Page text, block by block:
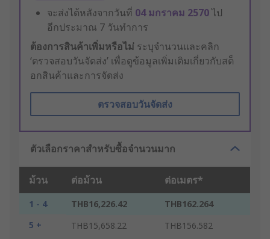
จะส่งได้หลังจากวันที่ 04 มกราคม 2570ไป
อีกประมาณ 7 วันทำการ
ต้องการสินค้าเพิ่มหรือไม่ ระบุจำนวนและคลิก
‘ตรวจสอบวันจัดส่ง’ เพื่อดูข้อมูลเพิ่มเติมเกี่ยวกับสต็
อกสินค้าและการจัดส่ง
ตรวจสอบวันจัดส่ง
ตัวเลือกราคาสำหรับซื้อจำนวนมาก
ม้วน ต่อม้วน ต่อเมตร*
1 - 4 THB16,226.42
THB162.264
5 +
THB15,658.22 THB156.582